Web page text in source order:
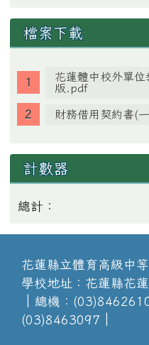
檔案下載
花蓮體中校外單
版.pdf
財務借用契約書(
計數器
總計：
花蓮縣立體育高級中
學校地址：花蓮縣花
│總機：
(03)8463097│